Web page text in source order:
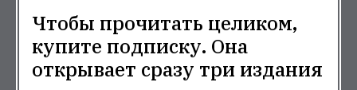
Чтобы прочитать целиком,
купите подписку. Она
открывает сразу три издания